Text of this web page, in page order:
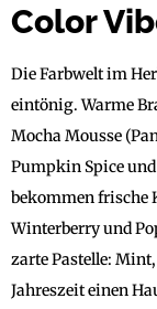
Color
Die Farbwelt im
eintönig. Warme
Mocha Mousse
Pumpkin Spice
bekommen frische
Winterberry und
zarte Pastelle:
Jahreszeit einen